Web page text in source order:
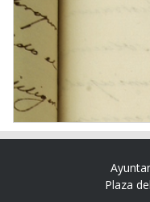
Plaza